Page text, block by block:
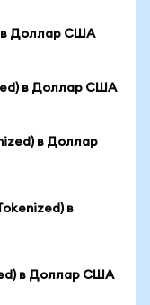
в Доллар США
в Доллар США
в Доллар
в
в Доллар США